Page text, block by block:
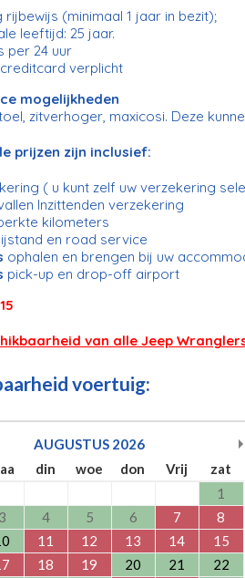
rijbewijs (minimaal 1 jaar in bezit);
leeftijd: 25 jaar.
per 24 uur
creditcard verplicht
mogelijkheden
zitverhoger, maxicosi. Deze
prijzen zijn inclusief:
( u kunt zelf uw verzekering
Inzittenden verzekering
kilometers
en road service
ophalen en brengen bij uw
pick-up en drop-off airport
van alle Jeep
voertuig:
AUGUSTUS 2026
din woe don Vrij
zat
1
3 4 5 6 7
8
11 12 13 14
15
18 19 20 21
22